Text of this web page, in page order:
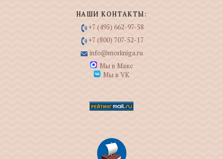
НАШИ КОНТАКТЫ:
+7 (495) 662-97-58
+7 (800) 707-52-17
info@morkniga.ru
Мы в Макс
Мы в VK